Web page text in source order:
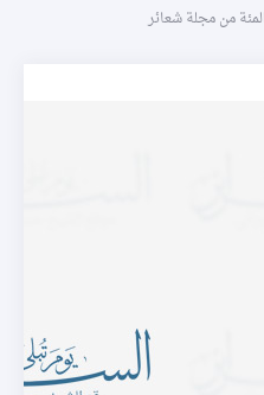
من مجلة شعائر